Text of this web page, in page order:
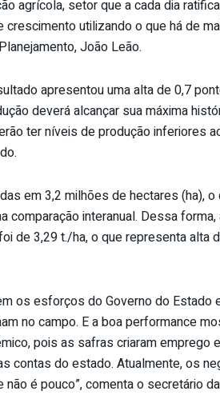
agrícola, setor que a cada dia
utilizando o que há de
João Leão.
apresentou uma alta de 0,7
deverá alcançar sua máxima
ter níveis de produção inferiores
em 3,2 milhões de hectares (ha),
comparação interanual. Dessa
de 3,29 t./ha, o que representa alta
os esforços do Governo do Estado
no campo. E a boa performance
pois as safras criaram emprego
contas do estado. Atualmente, os
é pouco”, comenta o secretário